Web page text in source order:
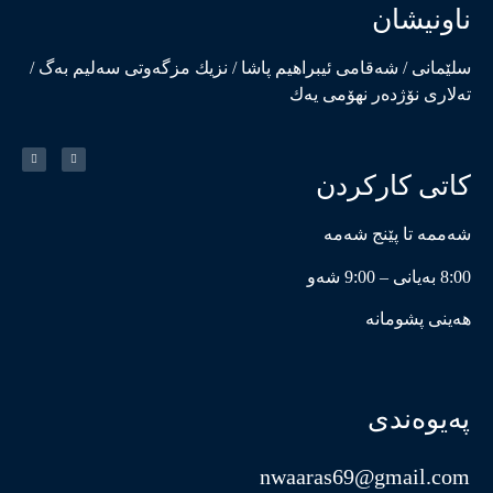
ناونیشان
سلێمانی / شەقامی ئیبراهیم پاشا / نزیك مزگەوتی سەلیم بەگ /
تەلاری نۆژدەر نهۆمی یەك
کاتی کارکردن
شەممە تا پێنج شەمە
8:00 بەیانی – 9:00 شەو
هەینی پشومانە
پەیوەندی
nwaaras69@gmail.com